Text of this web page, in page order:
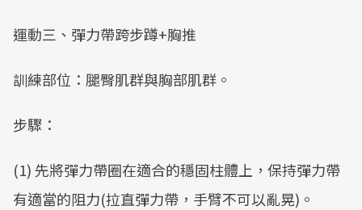
運動三、彈力帶跨步蹲+胸推
訓練部位：腿臀肌群與胸部肌群。
步驟：
(1) 先將彈力帶圈在適合的穩固柱體上，保持彈力帶
有適當的阻力(拉直彈力帶，手臂不可以亂晃)。